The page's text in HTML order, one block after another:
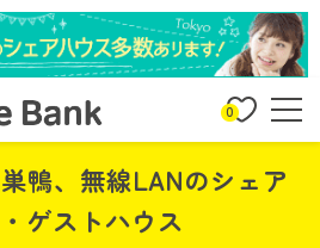
0
鴨、無線LANのシェア
ゲストハウス